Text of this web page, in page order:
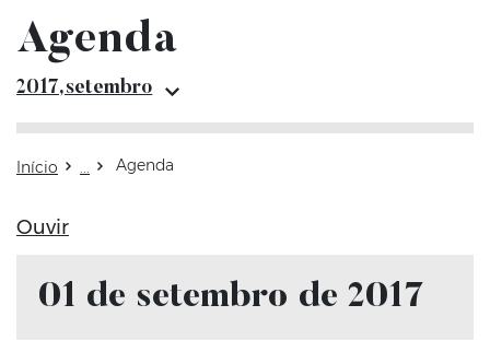
AgendaArquivo
2017,setembro
Início Agenda
Ouvir
01 de setembro de 2017